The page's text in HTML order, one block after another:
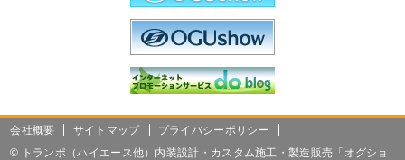
会社概要 サイトマップ
プライバシーポリシー
© トランポ（ハイエース他）内装設計・カスタム施工・製造販売「オグショ